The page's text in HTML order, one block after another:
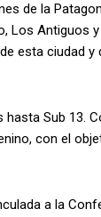
de la
Los Antiguos
esta ciudad
Sub 13.
con el
a la